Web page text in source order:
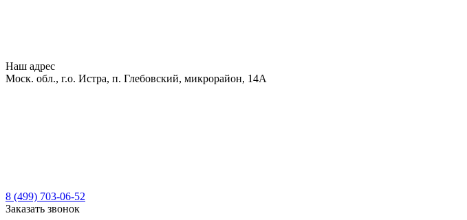
Наш адрес
Моск. обл., г.о. Истра, п. Глебовский, микрорайон, 14А
8 (499) 703-06-52
Заказать звонок